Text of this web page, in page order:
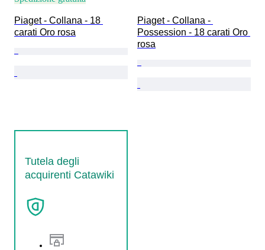
Piaget - Collana - 18
carati Oro rosa
Piaget - Collana -
Possession - 18 carati Oro
rosa
Tutela degli
acquirenti Catawiki